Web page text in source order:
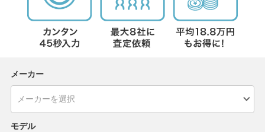
メーカー
モデル